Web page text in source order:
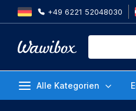
+49 6221 52048030
Alle Kategorien